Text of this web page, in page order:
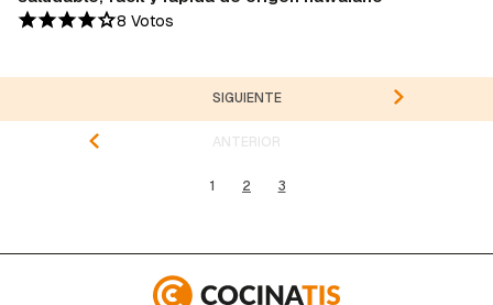
8 Votos
ANTERIOR
1 2 3
SIGUIENTE